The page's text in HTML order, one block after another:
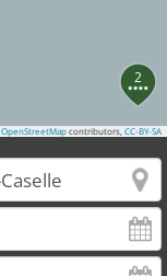
2
OpenStreetMap contributors, CC-BY-SA